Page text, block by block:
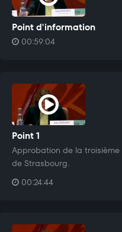
Point d'information
00:59:04
Point 1
Approbation de la
de Strasbourg.
00:24:44